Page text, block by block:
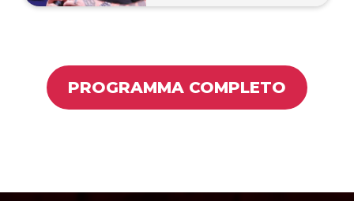
PROGRAMMA COMPLETO